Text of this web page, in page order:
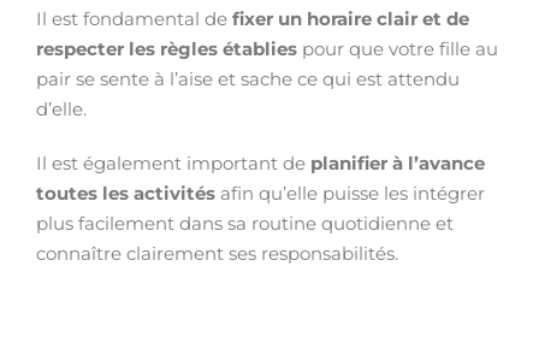
Il est fondamental de fixer un horaire clair et de
respecter les règles établies pour que votre fille au
pair se sente à l’aise et sache ce qui est attendu
d’elle.
Il est également important de planifier à l’avance
toutes les activités afin qu’elle puisse les intégrer
plus facilement dans sa routine quotidienne et
connaître clairement ses responsabilités.